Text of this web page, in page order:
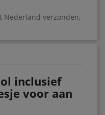
Nederland verzonden,
inclusief
voor aan